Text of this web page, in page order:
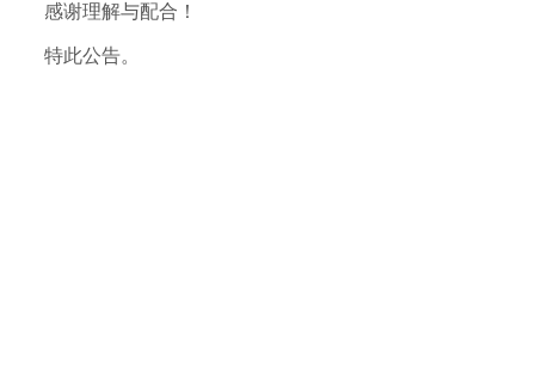
感谢理解与配合！
特此公告。